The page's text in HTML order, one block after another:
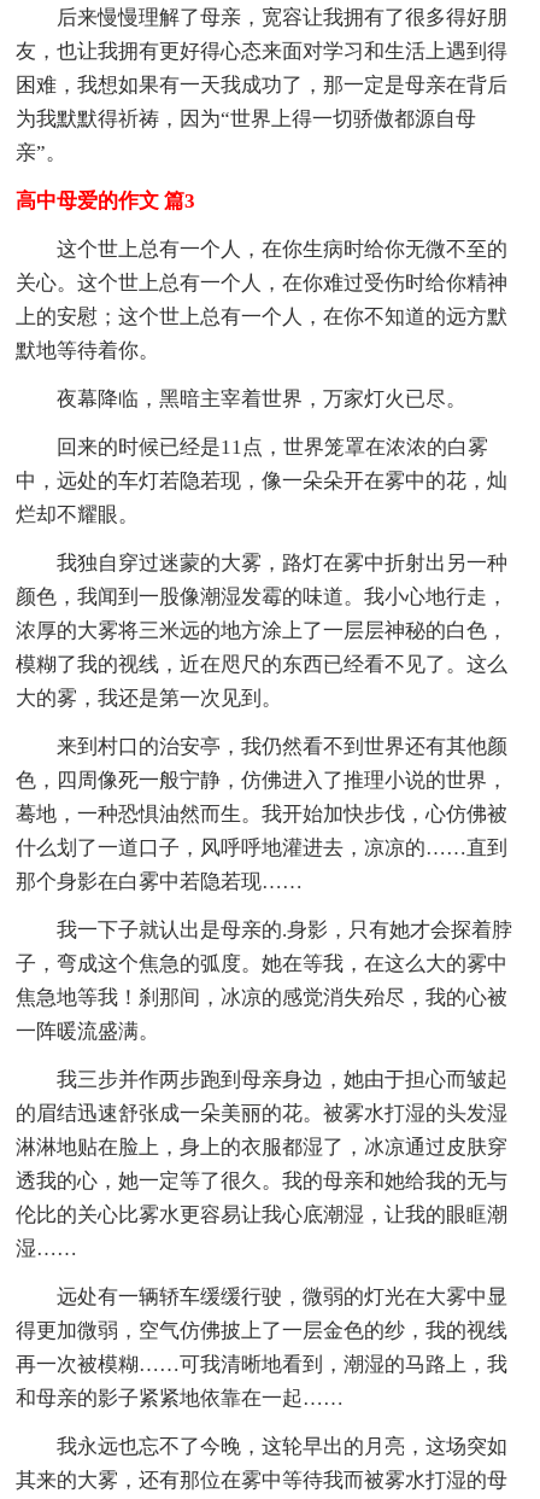
后来慢慢理解了母亲，宽容让我拥有了很多得好朋
友，也让我拥有更好得心态来面对学习和生活上遇到得
困难，我想如果有一天我成功了，那一定是母亲在背后
为我默默得祈祷，因为“世界上得一切骄傲都源自母
亲”。
高中母爱的作文 篇3
这个世上总有一个人，在你生病时给你无微不至的
关心。这个世上总有一个人，在你难过受伤时给你精神
上的安慰；这个世上总有一个人，在你不知道的远方默
默地等待着你。
夜幕降临，黑暗主宰着世界，万家灯火已尽。
回来的时候已经是11点，世界笼罩在浓浓的白雾
中，远处的车灯若隐若现，像一朵朵开在雾中的花，灿
烂却不耀眼。
我独自穿过迷蒙的大雾，路灯在雾中折射出另一种
颜色，我闻到一股像潮湿发霉的味道。我小心地行走，
浓厚的大雾将三米远的地方涂上了一层层神秘的白色，
模糊了我的视线，近在咫尺的东西已经看不见了。这么
大的雾，我还是第一次见到。
来到村口的治安亭，我仍然看不到世界还有其他颜
色，四周像死一般宁静，仿佛进入了推理小说的世界，
蓦地，一种恐惧油然而生。我开始加快步伐，心仿佛被
什么划了一道口子，风呼呼地灌进去，凉凉的……直到
那个身影在白雾中若隐若现……
我一下子就认出是母亲的.身影，只有她才会探着脖
子，弯成这个焦急的弧度。她在等我，在这么大的雾中
焦急地等我！刹那间，冰凉的感觉消失殆尽，我的心被
一阵暖流盛满。
我三步并作两步跑到母亲身边，她由于担心而皱起
的眉结迅速舒张成一朵美丽的花。被雾水打湿的头发湿
淋淋地贴在脸上，身上的衣服都湿了，冰凉通过皮肤穿
透我的心，她一定等了很久。我的母亲和她给我的无与
伦比的关心比雾水更容易让我心底潮湿，让我的眼眶潮
湿……
远处有一辆轿车缓缓行驶，微弱的灯光在大雾中显
得更加微弱，空气仿佛披上了一层金色的纱，我的视线
再一次被模糊……可我清晰地看到，潮湿的马路上，我
和母亲的影子紧紧地依靠在一起……
我永远也忘不了今晚，这轮早出的月亮，这场突如
其来的大雾，还有那位在雾中等待我而被雾水打湿的母